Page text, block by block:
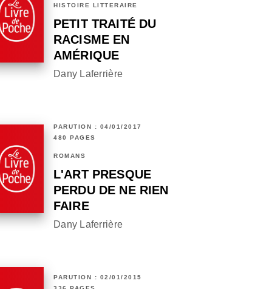
HISTOIRE LITTÉRAIRE
PETIT TRAITÉ DU
RACISME EN
AMÉRIQUE
Dany Laferrière
PARUTION : 04/01/2017
480 PAGES
ROMANS
L'ART PRESQUE
PERDU DE NE RIEN
FAIRE
Dany Laferrière
PARUTION : 02/01/2015